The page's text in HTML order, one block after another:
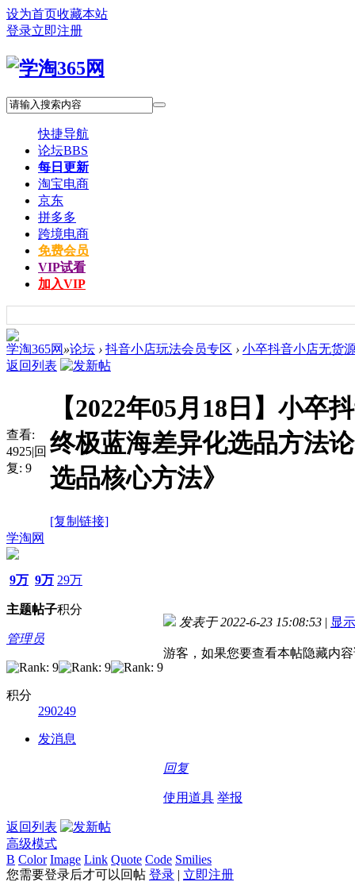
设为首页收藏本站
登录立即注册
快捷导航
论坛BBS
每日更新
淘宝电商
京东
拼多多
跨境电商
免费会员
VIP试看
加入VIP
学淘365网 »论坛 › 抖音小店玩法会员专区 › 小卒抖音小店无货
返回列表
查看:
4925|回
复: 9
【2022年05月18日】小
终极蓝海差异化选品方法
选品核心方法》
[复制链接]
学淘网
9万
主题
9万
帖子
29万
积分
管理员
积分
290249
发消息
发表于 2022-6-23 15:08:53 | 显
游客，如果您要查看本帖隐藏内
回复
使用道具 举报
返回列表
高级模式
B Color Image Link Quote Code Smilies
您需要登录后才可以回帖 登录 | 立即注册